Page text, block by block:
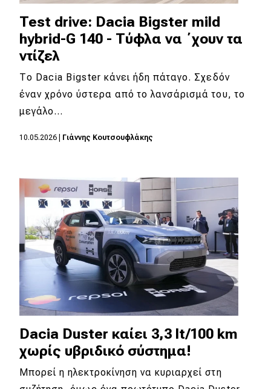
Test drive: Dacia Bigster mild
hybrid-G 140 - Τύφλα να ΄χουν τα
ντίζελ
Το Dacia Bigster κάνει ήδη πάταγο. Σχεδόν
έναν χρόνο ύστερα από το λανσάρισμά του, το
μεγάλο…
10.05.2026 Γιάννης Κουτσουφλάκης
Dacia Duster καίει 3,3 lt/100 km
χωρίς υβριδικό σύστημα!
Μπορεί η ηλεκτροκίνηση να κυριαρχεί στη